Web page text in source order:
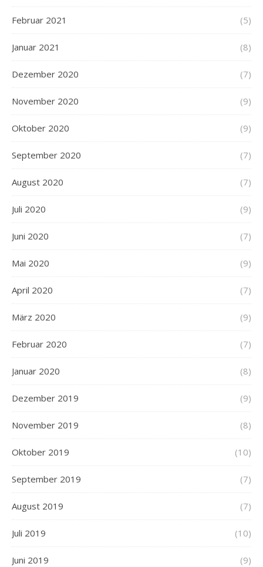
Februar 2021 (5)
Januar 2021 (8)
Dezember 2020 (7)
November 2020 (9)
Oktober 2020 (9)
September 2020 (7)
August 2020 (7)
Juli 2020 (9)
Juni 2020 (7)
Mai 2020 (9)
April 2020 (7)
März 2020 (9)
Februar 2020 (7)
Januar 2020 (8)
Dezember 2019 (9)
November 2019 (8)
Oktober 2019 (10)
September 2019 (7)
August 2019 (7)
Juli 2019 (10)
Juni 2019 (9)